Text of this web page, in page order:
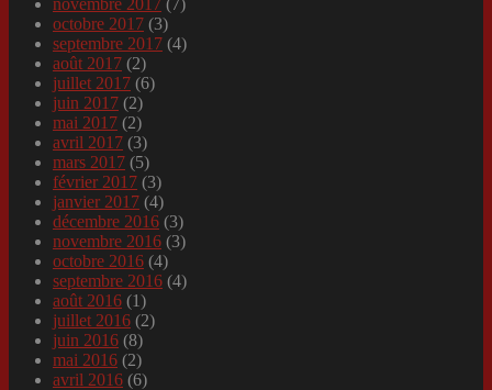
octobre 2017 (3)
septembre 2017 (4)
août 2017 (2)
juillet 2017 (6)
juin 2017 (2)
mai 2017 (2)
avril 2017 (3)
mars 2017 (5)
février 2017 (3)
janvier 2017 (4)
décembre 2016 (3)
novembre 2016 (3)
octobre 2016 (4)
septembre 2016 (4)
août 2016 (1)
juillet 2016 (2)
juin 2016 (8)
mai 2016 (2)
avril 2016 (6)